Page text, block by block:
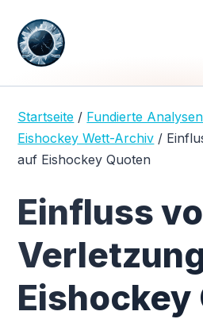
Startseite / Fundierte
Eishockey Wett-Archiv /
auf Eishockey Quoten
Einfluss
Eishockey